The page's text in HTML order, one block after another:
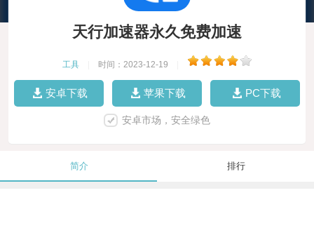
天行加速器永久免费加速
工具 时间：2023-12-19
安卓下载 苹果下载 PC下载
安卓市场，安全绿色
简介 排行